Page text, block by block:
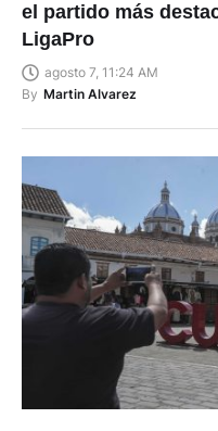
el partido más
LigaPro
agosto 7, 11:24 AM
By Martin Alvarez